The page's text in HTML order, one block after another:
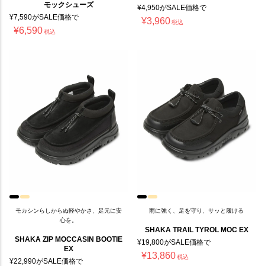
モックシューズ
¥7,590がSALE価格で
¥6,590税込
¥4,950がSALE価格で
¥3,960税込
モカシンらしからぬ軽やかさ、足元に安
心を。
SHAKA ZIP MOCCASIN BOOTIE
EX
¥22,990がSALE価格で
雨に強く、足を守り、サッと履ける
SHAKA TRAIL TYROL MOC EX
¥19,800がSALE価格で
¥13,860税込